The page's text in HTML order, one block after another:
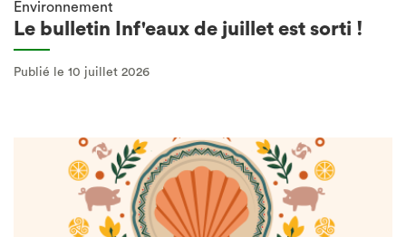
Environnement
Le bulletin Inf'eaux de juillet est sorti !
Publié le 10 juillet 2026